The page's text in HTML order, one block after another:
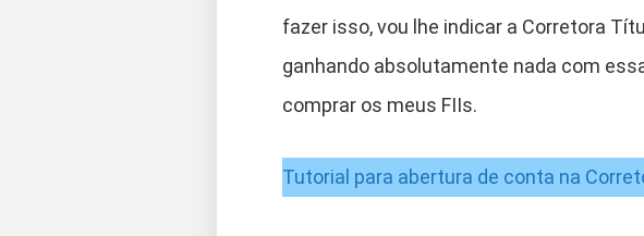
fazer isso, vou lhe indicar a Corretora
ganhando absolutamente nada com
comprar os meus FIIs.
Tutorial para abertura de conta na